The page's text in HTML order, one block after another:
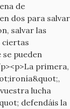
de
dos para salvar
salvar las
ciertas
pueden
primera,
lucha
defendáis la